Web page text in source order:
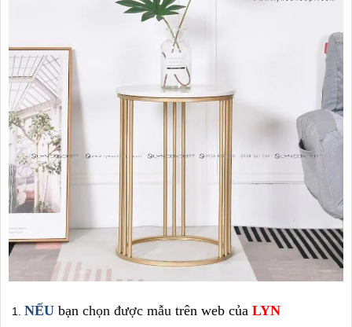
NẾU bạn chọn được mẫu trên web của LYN